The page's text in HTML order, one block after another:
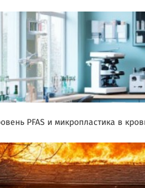
PFAS и микропластика в